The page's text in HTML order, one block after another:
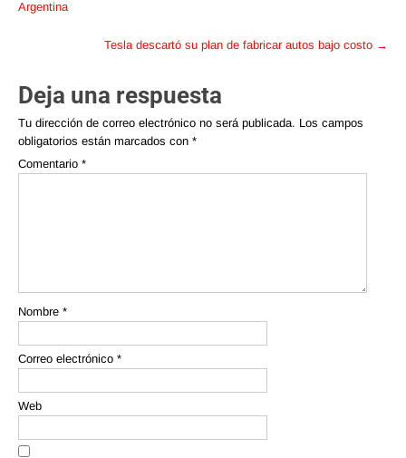
navigation
Argentina
Tesla descartó su plan de fabricar autos bajo costo →
Deja una respuesta
Tu dirección de correo electrónico no será publicada. Los campos
obligatorios están marcados con *
Comentario *
Nombre *
Correo electrónico *
Web